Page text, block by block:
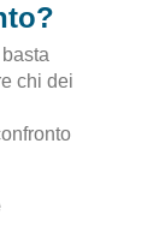
chi dei